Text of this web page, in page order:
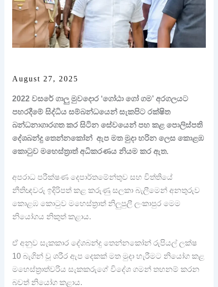
August 27, 2025
2022 වසරේ ගාලු මුවදොර ‘ගෝඨා ගෝ ගම’ අරගලයට
පහරදීමේ සිද්ධිය සම්බන්ධයෙන් සැකපිට රක්ෂිත
බන්ධනාගාරගත කර සිටින සේවයෙන් පහ කළ පොලිස්පති
දේශබන්දු තෙන්නකෝන් ඇප මත මුදා හරින ලෙස කොළඹ
කොටුව මහෙස්ත්‍රාත් අධිකරණය නියම කර ඇත.
අපරාධ පරීක්ෂණ දෙපාර්තමේන්තුව සහ විත්තියේ
නීතිඥවරු ඉදිරිපත් කළ කරුණු සලකා බැලීමෙන් අනතුරුව
කොළඹ කොටුව මහෙස්ත්‍රාත් නිලුපුලී ලංකාපුර මෙම
නියෝගය නිකුත් කළාය.
ඒ අනුව සැකකාර දේශබන්දු තෙන්නකෝන් රුපියල් ලක්ෂ
10 බැගින් වූ ශරීර ඇප දෙකක් මත මුදා හැරීමට නියෝග කළ
මහෙස්ත්‍රාත්වරිය සැකකරුගේ විදේශ ගමන් තහනම් කරන
බවත් නියෝග කළාය.